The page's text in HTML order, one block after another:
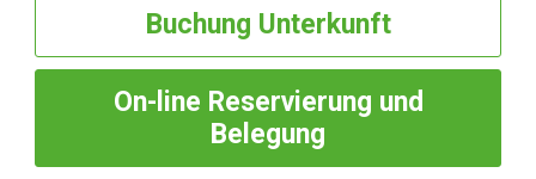
Buchung Unterkunft
On-line Reservierung und
Belegung